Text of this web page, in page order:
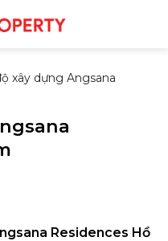
xây dựng Angsana
Residences Hồ